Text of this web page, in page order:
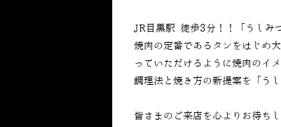
JR目黒駅 徒歩3分！！「うしみ
焼肉の定番であるタンをはじめ
っていただけるように焼肉のイ
調理法と焼き方の新提案を「う
皆さまのご来店を心よりお待ちし